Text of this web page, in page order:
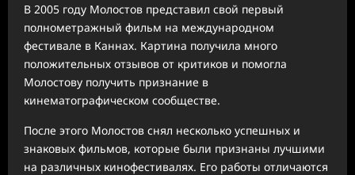
В 2005 году Молостов представил свой первый
полнометражный фильм на международном
фестивале в Каннах. Картина получила много
положительных отзывов от критиков и помогла
Молостову получить признание в
кинематографическом сообществе.
После этого Молостов снял несколько успешных и
знаковых фильмов, которые были признаны лучшими
на различных кинофестивалях. Его работы отличаются